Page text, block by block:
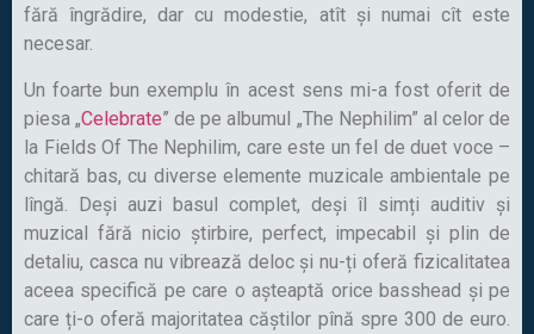
fără îngrădire, dar cu modestie, atît și numai cît este
necesar.
Un foarte bun exemplu în acest sens mi-a fost oferit de
piesa „Celebrate” de pe albumul „The Nephilim” al celor de
la Fields Of The Nephilim, care este un fel de duet voce –
chitară bas, cu diverse elemente muzicale ambientale pe
lîngă. Deși auzi basul complet, deși îl simți auditiv și
muzical fără nicio știrbire, perfect, impecabil și plin de
detaliu, casca nu vibrează deloc și nu-ți oferă fizicalitatea
aceea specifică pe care o așteaptă orice basshead și pe
care ți-o oferă majoritatea căștilor pînă spre 300 de euro.